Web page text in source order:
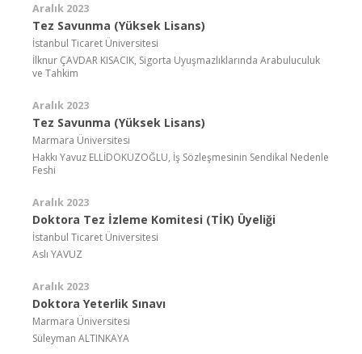
Aralık 2023
Tez Savunma (Yüksek Lisans)
İstanbul Ticaret Üniversitesi
İlknur ÇAVDAR KISACIK, Sigorta Uyuşmazlıklarında Arabuluculuk
ve Tahkim
Aralık 2023
Tez Savunma (Yüksek Lisans)
Marmara Üniversitesi
Hakkı Yavuz ELLİDOKUZOĞLU, İş Sözleşmesinin Sendikal Nedenle
Feshi
Aralık 2023
Doktora Tez İzleme Komitesi (TİK) Üyeliği
İstanbul Ticaret Üniversitesi
Aslı YAVUZ
Aralık 2023
Doktora Yeterlik Sınavı
Marmara Üniversitesi
Süleyman ALTINKAYA